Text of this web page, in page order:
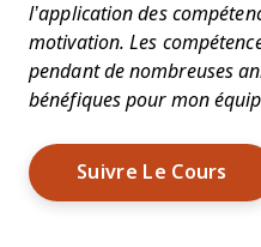
l’application des
motivation. Les
pendant de nombreuses
bénéfiques pour mon
Suivre Le Cours